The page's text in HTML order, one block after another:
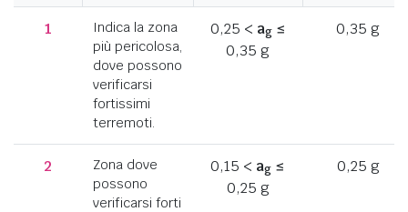
1
Indica la zona
più pericolosa,
dove possono
verificarsi
fortissimi
terremoti.
0,25 < ag≤
0,35 g
0,35 g
2
Zona dove
possono
verificarsi forti
0,15 < ag ≤
0,25 g
0,25 g